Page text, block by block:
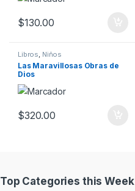
$130.00
Libros Niños
Las Maravillosas Obras de
Dios
$320.00
Top Categories this Week